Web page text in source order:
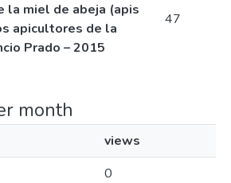
la miel de abeja (apis
apicultores de la
Prado – 2015
47
month
views
0